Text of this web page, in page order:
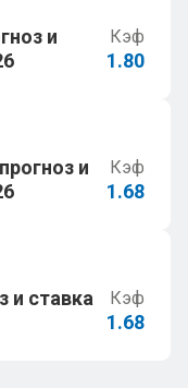
и
Кэф
1.80
и
Кэф
1.68
и ставка
Кэф
1.68